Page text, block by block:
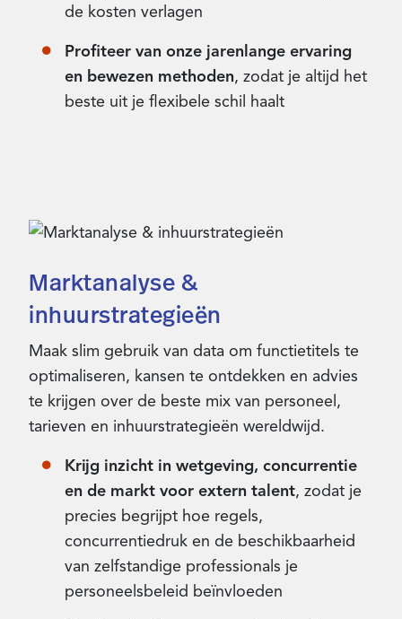
de kosten verlagen
Profiteer van onze jarenlange ervaring
en bewezen methoden, zodat je altijd het
beste uit je flexibele schil haalt
Marktanalyse &
inhuurstrategieën
Maak slim gebruik van data om functietitels te
optimaliseren, kansen te ontdekken en advies
te krijgen over de beste mix van personeel,
tarieven en inhuurstrategieën wereldwijd.
Krijg inzicht in wetgeving, concurrentie
en de markt voor extern talent, zodat je
precies begrijpt hoe regels,
concurrentiedruk en de beschikbaarheid
van zelfstandige professionals je
personeelsbeleid beïnvloeden